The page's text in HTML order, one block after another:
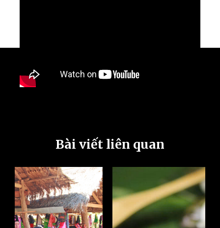
Bài viết liên quan